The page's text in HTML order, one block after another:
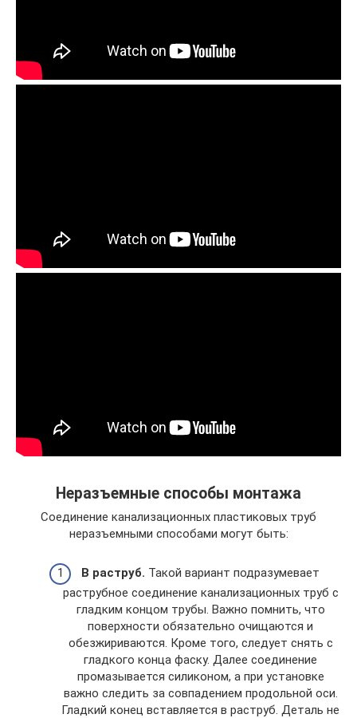
Неразъемные способы монтажа
Соединение канализационных пластиковых труб
неразъемными способами могут быть:
В раструб. Такой вариант подразумевает
раструбное соединение канализационных труб с
гладким концом трубы. Важно помнить, что
поверхности обязательно очищаются и
обезжириваются. Кроме того, следует снять с
гладкого конца фаску. Далее соединение
промазывается силиконом, а при установке
важно следить за совпадением продольной оси.
Гладкий конец вставляется в раструб. Деталь не